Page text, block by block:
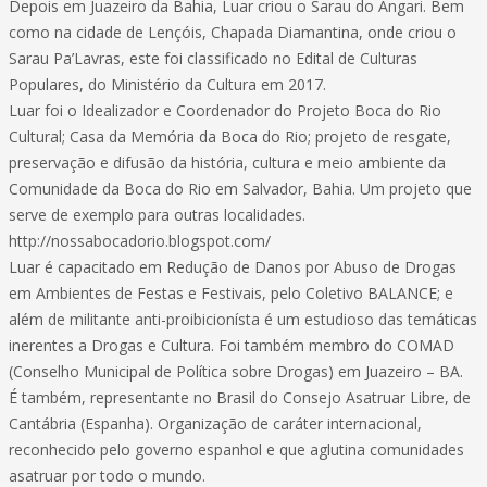
Depois em Juazeiro da Bahia, Luar criou o Sarau do Angari. Bem
como na cidade de Lençóis, Chapada Diamantina, onde criou o
Sarau Pa’Lavras, este foi classificado no Edital de Culturas
Populares, do Ministério da Cultura em 2017.
Luar foi o Idealizador e Coordenador do Projeto Boca do Rio
Cultural; Casa da Memória da Boca do Rio; projeto de resgate,
preservação e difusão da história, cultura e meio ambiente da
Comunidade da Boca do Rio em Salvador, Bahia. Um projeto que
serve de exemplo para outras localidades.
http://nossabocadorio.blogspot.com/
Luar é capacitado em Redução de Danos por Abuso de Drogas
em Ambientes de Festas e Festivais, pelo Coletivo BALANCE; e
além de militante anti-proibicionísta é um estudioso das temáticas
inerentes a Drogas e Cultura. Foi também membro do COMAD
(Conselho Municipal de Política sobre Drogas) em Juazeiro – BA.
É também, representante no Brasil do Consejo Asatruar Libre, de
Cantábria (Espanha). Organização de caráter internacional,
reconhecido pelo governo espanhol e que aglutina comunidades
asatruar por todo o mundo.